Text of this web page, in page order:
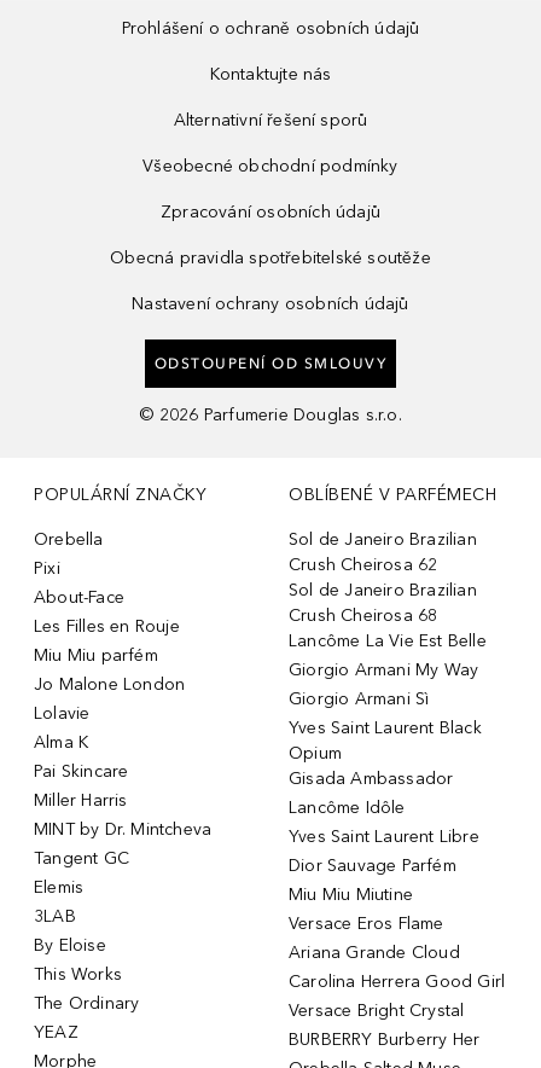
Prohlášení o ochraně osobních údajů
Kontaktujte nás
Alternativní řešení sporů
Všeobecné obchodní podmínky
Zpracování osobních údajů
Obecná pravidla spotřebitelské soutěže
Nastavení ochrany osobních údajů
ODSTOUPENÍ OD SMLOUVY
© 2026 Parfumerie Douglas s.r.o.
POPULÁRNÍ ZNAČKY
Orebella
Pixi
About-Face
Les Filles en Rouje
Miu Miu parfém
Jo Malone London
Lolavie
Alma K
Pai Skincare
Miller Harris
MINT by Dr. Mintcheva
Tangent GC
Elemis
3LAB
By Eloise
This Works
The Ordinary
YEAZ
Morphe
OBLÍBENÉ V PARFÉMECH
Sol de Janeiro Brazilian
Crush Cheirosa 62
Sol de Janeiro Brazilian
Crush Cheirosa 68
Lancôme La Vie Est Belle
Giorgio Armani My Way
Giorgio Armani Sì
Yves Saint Laurent Black
Opium
Gisada Ambassador
Lancôme Idôle
Yves Saint Laurent Libre
Dior Sauvage Parfém
Miu Miu Miutine
Versace Eros Flame
Ariana Grande Cloud
Carolina Herrera Good Girl
Versace Bright Crystal
BURBERRY Burberry Her